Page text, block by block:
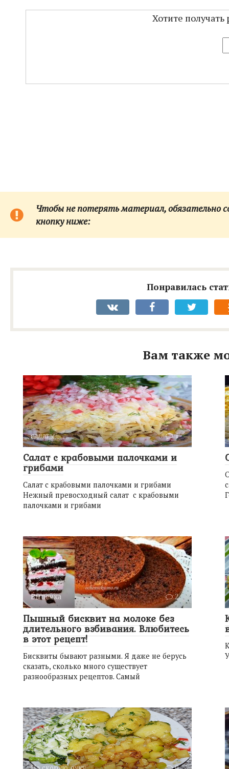
Хотите
Чтобы не потерять материал, обязательно
кнопку ниже:
Понравилась
Вам также
салаты 1
Салат с крабовыми палочками и
грибами
Салат с крабовыми палочками и грибами
Нежный превосходный салат с крабовыми
палочками и грибами
Выпечка 2
Пышный бисквит на молоке без
длительного взбивания. Влюбитесь
в этот рецепт!
Бисквиты бывают разными. Я даже не берусь
сказать, сколько много существует
разнообразных рецептов. Самый